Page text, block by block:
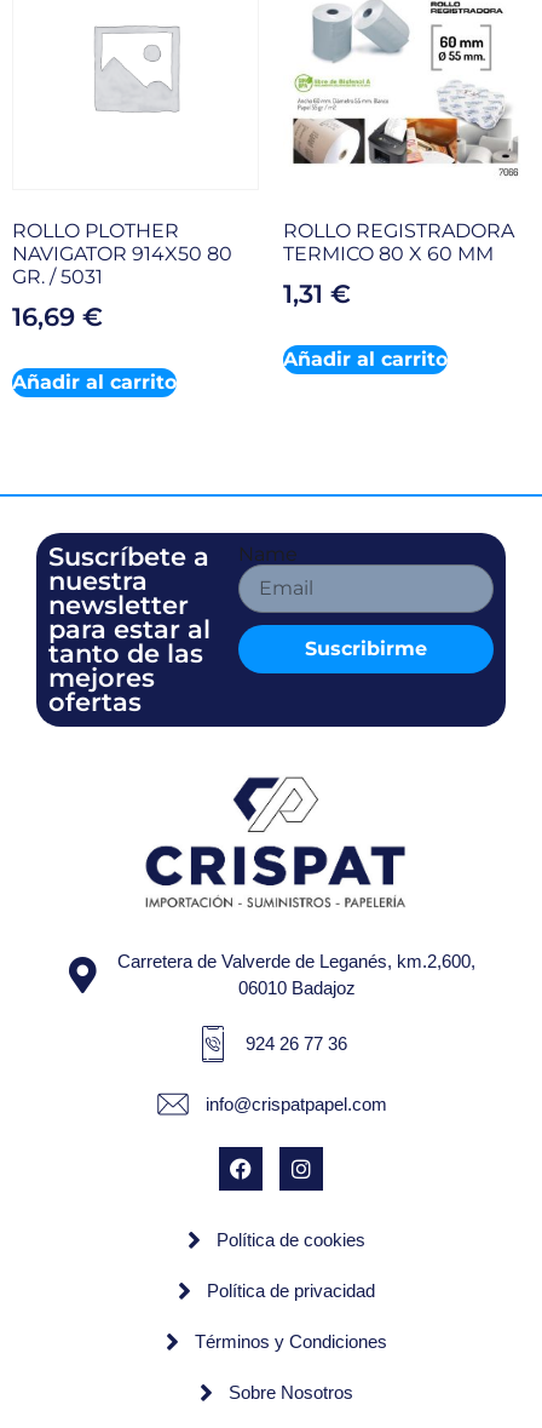
ROLLO PLOTHER
NAVIGATOR 914X50 80
GR. / 5031
16,69 €
Añadir al carrito
ROLLO REGISTRADORA
TERMICO 80 X 60 MM
1,31 €
Añadir al carrito
Name
Suscribirme
Suscríbete a
nuestra
newsletter
para estar al
tanto de las
mejores
ofertas
Carretera de Valverde de Leganés, km.2,600,
06010 Badajoz
924 26 77 36
info@crispatpapel.com
Política de cookies
Política de privacidad
Términos y Condiciones
Sobre Nosotros